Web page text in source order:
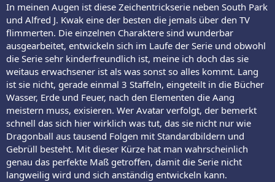
In meinen Augen ist diese Zeichentrickserie neben South Park
und Alfred J. Kwak eine der besten die jemals über den TV
flimmerten. Die einzelnen Charaktere sind wunderbar
ausgearbeitet, entwickeln sich im Laufe der Serie und obwohl
die Serie sehr kinderfreundlich ist, meine ich doch das sie
weitaus erwachsener ist als was sonst so alles kommt. Lang
ist sie nicht, gerade einmal 3 Staffeln, eingeteilt in die Bücher
Wasser, Erde und Feuer, nach den Elementen die Aang
meistern muss, exisieren. Wer Avatar verfolgt, der bemerkt
schnell das sich hier wirklich was tut, das sie nicht nur wie
Dragonball aus tausend Folgen mit Standardbildern und
Gebrüll besteht. Mit dieser Kürze hat man wahrscheinlich
genau das perfekte Maß getroffen, damit die Serie nicht
langweilig wird und sich anständig entwickeln kann.